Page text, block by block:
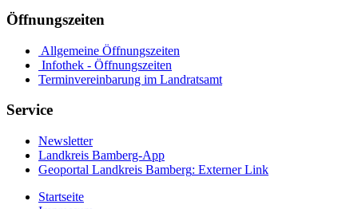
Öffnungszeiten
Allgemeine Öffnungszeiten
Infothek - Öffnungszeiten
Terminvereinbarung im Landratsamt
Service
Newsletter
Landkreis Bamberg-App
Geoportal Landkreis Bamberg: Externer Link
Startseite